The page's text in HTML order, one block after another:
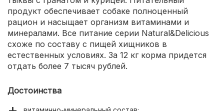
продукт обеспечивает собаке полноценный
рацион и насыщает организм витаминами и
минералами. Все питание серии Natural&Delicious
схоже по составу с пищей хищников в
естественных условиях. За 12 кг корма придется
отдать более 7 тысяч рублей.
Достоинства